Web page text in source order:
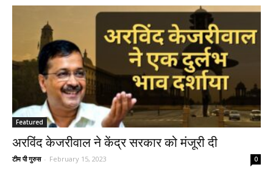
Featured
अरविंद केजरीवाल ने केंद्र सरकार को मंजूरी दी
टीम पी गुरुस - February 15, 2023 0